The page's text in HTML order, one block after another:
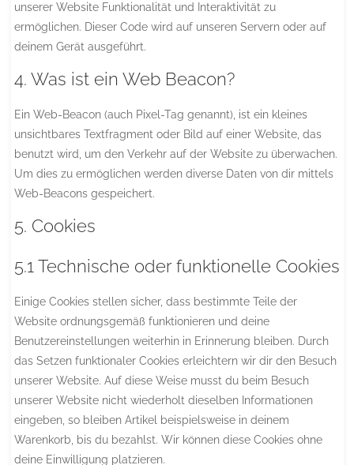
unserer Website Funktionalität und Interaktivität zu
ermöglichen. Dieser Code wird auf unseren Servern oder auf
deinem Gerät ausgeführt.
4. Was ist ein Web Beacon?
Ein Web-Beacon (auch Pixel-Tag genannt), ist ein kleines
unsichtbares Textfragment oder Bild auf einer Website, das
benutzt wird, um den Verkehr auf der Website zu überwachen.
Um dies zu ermöglichen werden diverse Daten von dir mittels
Web-Beacons gespeichert.
5. Cookies
5.1 Technische oder funktionelle Cookies
Einige Cookies stellen sicher, dass bestimmte Teile der
Website ordnungsgemäß funktionieren und deine
Benutzereinstellungen weiterhin in Erinnerung bleiben. Durch
das Setzen funktionaler Cookies erleichtern wir dir den Besuch
unserer Website. Auf diese Weise musst du beim Besuch
unserer Website nicht wiederholt dieselben Informationen
eingeben, so bleiben Artikel beispielsweise in deinem
Warenkorb, bis du bezahlst. Wir können diese Cookies ohne
deine Einwilligung platzieren.